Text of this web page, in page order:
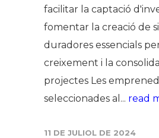
facilitar la captació
fomentar la creació de
duradores essencials
creixement i la
projectes Les
seleccionades al... read
11 DE JULIOL DE 2024